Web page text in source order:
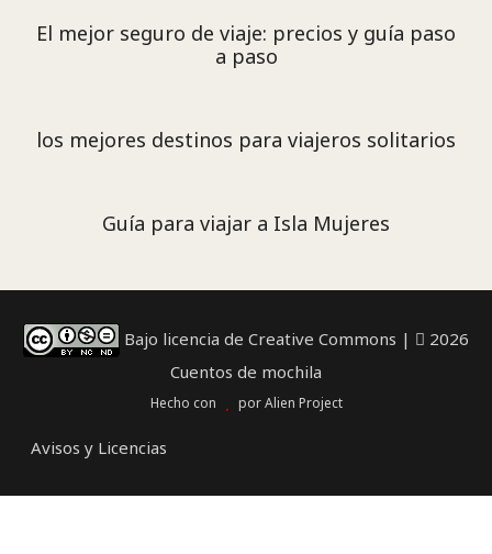
El mejor seguro de viaje: precios y guía paso
a paso
los mejores destinos para viajeros solitarios
Guía para viajar a Isla Mujeres
Bajo licencia de Creative Commons |
2026
Cuentos de mochila
Hecho con porAlien Project
Avisos y Licencias